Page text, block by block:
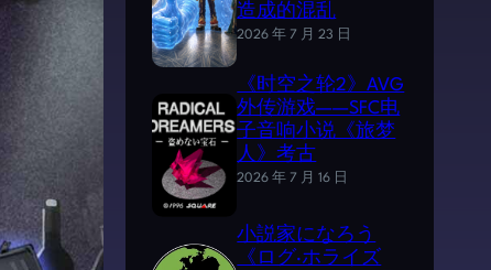
造成的混乱
2026 年 7 月 23 日
《时空之轮2》AVG
外传游戏——SFC电
子音响小说《旅梦
人》考古
2026 年 7 月 16 日
小説家になろう
《ログ·ホライズ